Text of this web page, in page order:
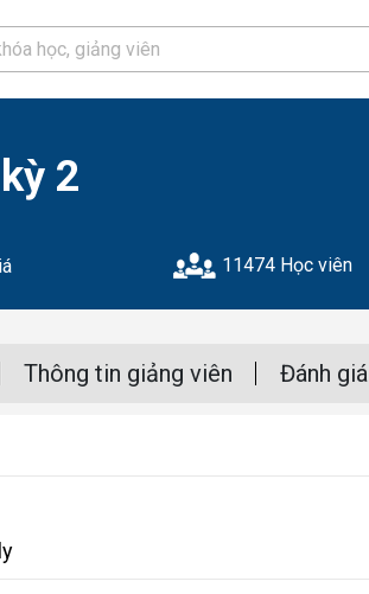
2
11474 Học viên
Thông tin giảng viên Đánh giá